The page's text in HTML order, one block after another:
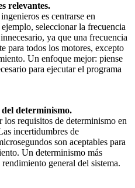
relevantes.
es centrarse en
seleccionar la frecuencia
ya que una frecuencia
para todos los motores, excepto
Un enfoque mejor: piense
para ejecutar el programa
del determinismo.
los requisitos de determinismo en
incertidumbres de
son aceptables para
Un determinismo más
general del sistema.